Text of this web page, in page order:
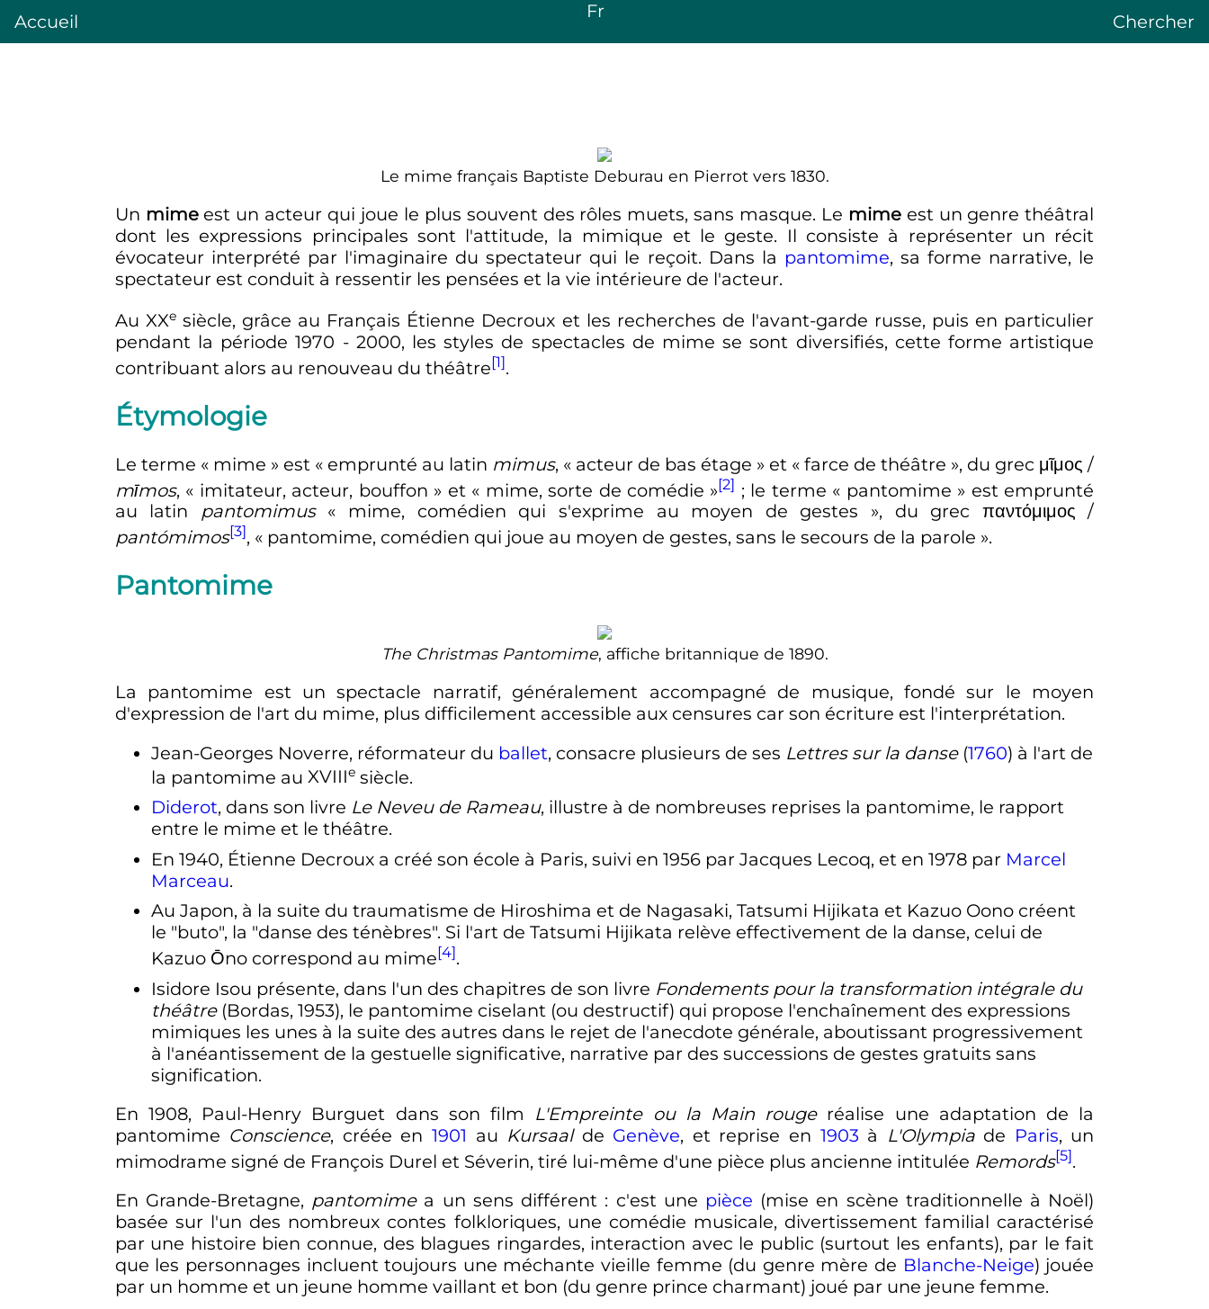
Accueil Fr Chercher
Le mime français Baptiste Deburau en Pierrot vers 1830.
Un mimeest un acteur qui joue le plus souvent des rôles muets, sans masque. Le mimeest un genre théâtral
dont les expressions principales sont l'attitude, la mimique et le geste. Il consiste à représenter un récit
évocateur interprété par l'imaginaire du spectateur qui le reçoit. Dans la pantomime, sa forme narrative, le
spectateur est conduit à ressentir les pensées et la vie intérieure de l'acteur.
Au XXe siècle, grâce au Français Étienne Decroux et les recherches de l'avant-garde russe, puis en particulier
pendant la période 1970 - 2000, les styles de spectacles de mime se sont diversifiés, cette forme artistique
contribuant alors au renouveau du théâtre[1].
Étymologie
Le terme « mime » est « emprunté au latin mimus, « acteur de bas étage » et « farce de théâtre », du grec μῖμος /
mīmos, « imitateur, acteur, bouffon » et « mime, sorte de comédie »[2] ; le terme « pantomime » est emprunté
au latin pantomimus« mime, comédien qui s'exprime au moyen de gestes », du grec παντόμιμος /
pantómimos[3], « pantomime, comédien qui joue au moyen de gestes, sans le secours de la parole ».
Pantomime
The Christmas Pantomime, affiche britannique de 1890.
La pantomime est un spectacle narratif, généralement accompagné de musique, fondé sur le moyen
d'expression de l'art du mime, plus difficilement accessible aux censures car son écriture est l'interprétation.
Jean-Georges Noverre, réformateur du ballet, consacre plusieurs de ses Lettres sur la danse(1760) à l'art de
la pantomime au XVIIIe siècle.
Diderot, dans son livre Le Neveu de Rameau, illustre à de nombreuses reprises la pantomime, le rapport
entre le mime et le théâtre.
En 1940, Étienne Decroux a créé son école à Paris, suivi en 1956 par Jacques Lecoq, et en 1978 par Marcel
Marceau.
Au Japon, à la suite du traumatisme de Hiroshima et de Nagasaki, Tatsumi Hijikata et Kazuo Oono créent
le "buto", la "danse des ténèbres". Si l'art de Tatsumi Hijikata relève effectivement de la danse, celui de
Kazuo Ōno correspond au mime[4].
Isidore Isou présente, dans l'un des chapitres de son livre Fondements pour la transformation intégrale du
théâtre(Bordas, 1953), le pantomime ciselant (ou destructif) qui propose l'enchaînement des expressions
mimiques les unes à la suite des autres dans le rejet de l'anecdote générale, aboutissant progressivement
à l'anéantissement de la gestuelle significative, narrative par des successions de gestes gratuits sans
signification.
En 1908, Paul-Henry Burguet dans son film L'Empreinte ou la Main rougeréalise une adaptation de la
pantomime Conscience, créée en 1901 au Kursaalde Genève, et reprise en 1903 à L'Olympiade Paris, un
mimodrame signé de François Durel et Séverin, tiré lui-même d'une pièce plus ancienne intitulée Remords[5].
En Grande-Bretagne, pantomimea un sens différent : c'est une pièce (mise en scène traditionnelle à Noël)
basée sur l'un des nombreux contes folkloriques, une comédie musicale, divertissement familial caractérisé
par une histoire bien connue, des blagues ringardes, interaction avec le public (surtout les enfants), par le fait
que les personnages incluent toujours une méchante vieille femme (du genre mère de Blanche-Neige) jouée
par un homme et un jeune homme vaillant et bon (du genre prince charmant) joué par une jeune femme.